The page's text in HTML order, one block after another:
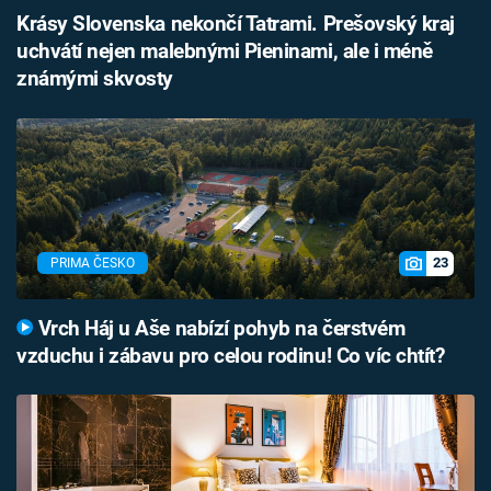
Krásy Slovenska nekončí Tatrami. Prešovský kraj
uchvátí nejen malebnými Pieninami, ale i méně
známými skvosty
PRIMA ČESKO 23
Vrch Háj u Aše nabízí pohyb na čerstvém
vzduchu i zábavu pro celou rodinu! Co víc chtít?